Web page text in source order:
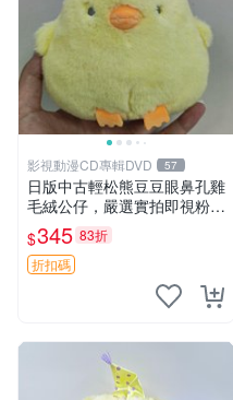
影視動漫CD專輯DVD 57
日版中古輕松熊豆豆眼鼻孔雞
毛絨公仔，嚴選實拍即視粉絲
必買 公仔紙箱氣泡膜精心包
裝快速發貨 輕松熊 公仔 雞毛
絨
$345 83折
折扣碼